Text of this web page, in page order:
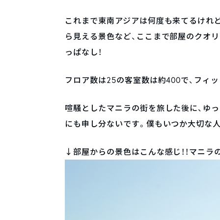
これまで東南アジアは何度も来てるけれ
ら見える景色など、ここまで部屋のクオ
っぱなし！
フロア数は25の客室数は約400で、フィ
喧騒としたマニラの街を旅した後に、ゆ
にも申し分ないです。僕もいつか大切な
↓部屋からの景色はこんな感じ！！マニラ